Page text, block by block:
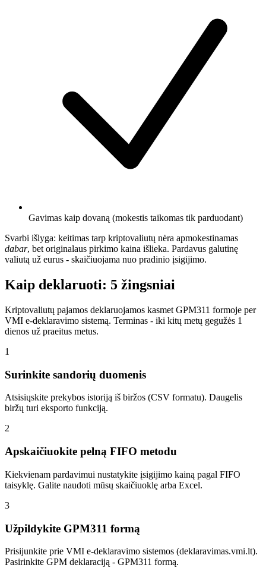
Gavimas kaip dovaną (mokestis taikomas tik parduodant)
Svarbi išlyga: keitimas tarp kriptovaliutų nėra apmokestinamas
dabar, bet originalaus pirkimo kaina išlieka. Pardavus galutinę
valiutą už eurus - skaičiuojama nuo pradinio įsigijimo.
Kaip deklaruoti: 5 žingsniai
Kriptovaliutų pajamos deklaruojamos kasmet GPM311 formoje per
VMI e-deklaravimo sistemą. Terminas - iki kitų metų gegužės 1
dienos už praeitus metus.
1
Surinkite sandorių duomenis
Atsisiųskite prekybos istoriją iš biržos (CSV formatu). Daugelis
biržų turi eksporto funkciją.
2
Apskaičiuokite pelną FIFO metodu
Kiekvienam pardavimui nustatykite įsigijimo kainą pagal FIFO
taisyklę. Galite naudoti mūsų skaičiuoklę arba Excel.
3
Užpildykite GPM311 formą
Prisijunkite prie VMI e-deklaravimo sistemos (deklaravimas.vmi.lt).
Pasirinkite GPM deklaraciją - GPM311 formą.